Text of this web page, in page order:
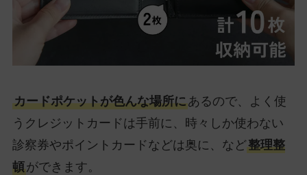
カードポケットが色んな場所にあるので、よく使
うクレジットカードは手前に、時々しか使わない
診察券やポイントカードなどは奥に、など整理整
頓ができます。